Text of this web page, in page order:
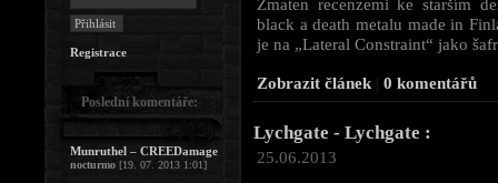
Zmaten recenzemi ke starším
black a death metalu made in
je na „Lateral Constraint“ jako
Zobrazit článek | 0 komentářů
Lychgate - Lychgate :
25.06.2013
Registrace
Poslední komentáře:
Munruthel – CREEDamage
nocturmo [19. 07. 2013 1:01]